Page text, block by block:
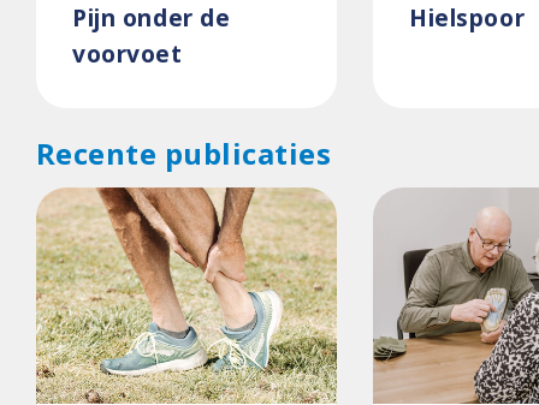
Pijn onder de
voorvoet
Hielspoor
Recente publicaties